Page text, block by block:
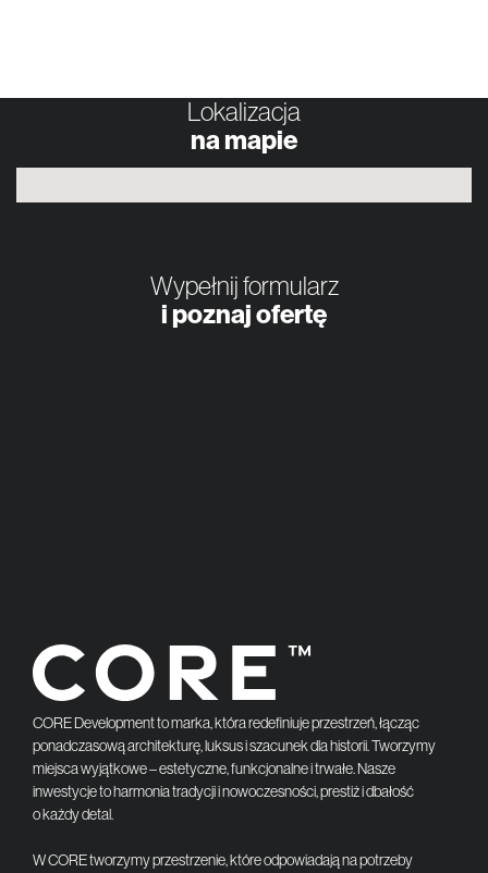
Lokalizacja
na mapie
Wypełnij formularz
i poznaj ofertę
CORE Development to marka, która redefiniuje przestrzeń, łącząc
ponadczasową architekturę, luksus i szacunek dla historii. Tworzymy
miejsca wyjątkowe – estetyczne, funkcjonalne i trwałe. Nasze
inwestycje to harmonia tradycji i nowoczesności, prestiż i dbałość
o każdy detal.
W CORE tworzymy przestrzenie, które odpowiadają na potrzeby